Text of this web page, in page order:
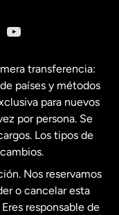
transferencia:
países y métodos
para nuevos
por persona. Se
Los tipos de
Nos reservamos
o cancelar esta
responsable de